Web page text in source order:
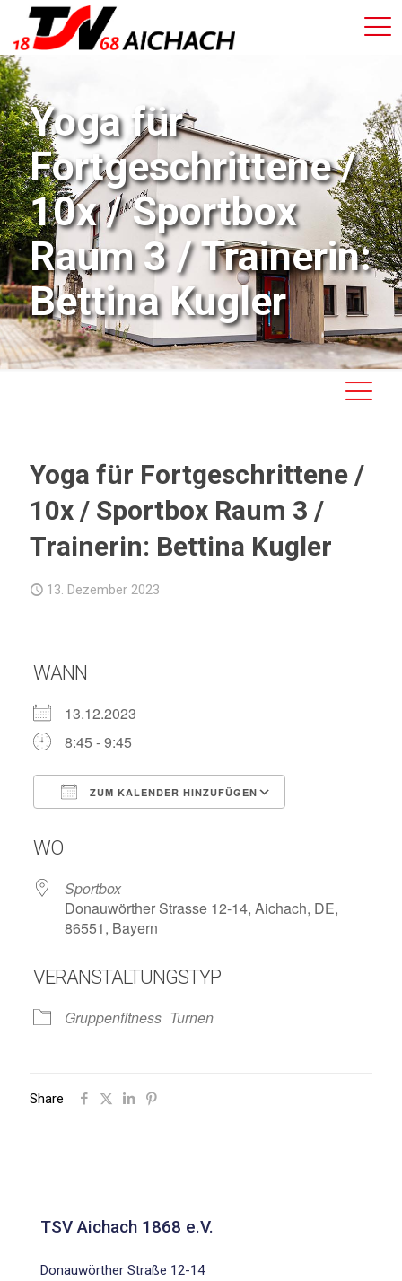
Yoga für
Fortgeschrittene /
10x / Sportbox
Raum 3 / Trainerin:
Bettina Kugler
Yoga für Fortgeschrittene /
10x / Sportbox Raum 3 /
Trainerin: Bettina Kugler
13. Dezember 2023
WANN
13.12.2023
8:45 - 9:45
ZUM KALENDER HINZUFÜGEN
WO
Sportbox
Donauwörther Strasse 12-14, Aichach, DE,
86551, Bayern
VERANSTALTUNGSTYP
Gruppenfitness Turnen
Share
TSV Aichach 1868 e.V.
Donauwörther Straße 12-14